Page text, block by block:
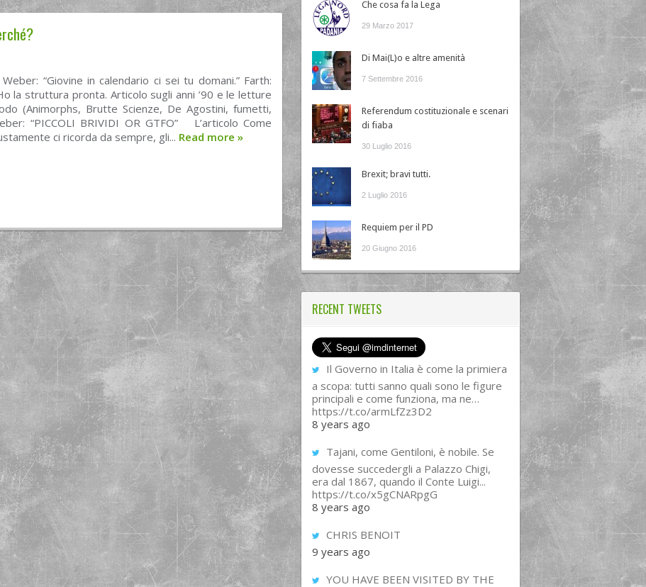
“Giovine in calendario ci sei tu domani.” Farth:
la struttura pronta. Articolo sugli anni ’90 e le letture
(Animorphs, Brutte Scienze, De Agostini, fumetti,
“PICCOLI BRIVIDI OR GTFO” L’articolo Come
ci ricorda da sempre, gli... Read more »
Che cosa fa la Lega
29 Marzo 2017
Di Mai(L)o e altre amenità
7 Settembre 2016
Referendum costituzionale e scenari
di fiaba
30 Luglio 2016
Brexit; bravi tutti.
2 Luglio 2016
Requiem per il PD
20 Giugno 2016
RECENT TWEETS
Il Governo in Italia è come la primiera
a scopa: tutti sanno quali sono le figure
principali e come funziona, ma ne…
https://t.co/armLfZz3D2
8 years ago
Tajani, come Gentiloni, è nobile. Se
dovesse succedergli a Palazzo Chigi,
era dal 1867, quando il Conte Luigi...
https://t.co/x5gCNARpgG
8 years ago
CHRIS BENOIT
9 years ago
YOU HAVE BEEN VISITED BY THE